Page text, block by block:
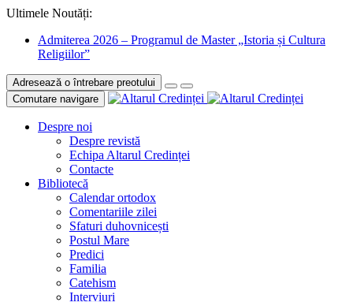
Ultimele Noutăți:
Admiterea 2026 – Programul de Master „Istoria și Cultura
Religiilor”
Adresează o întrebare preotului
Comutare navigare
Despre noi
Despre revistă
Echipa Altarul Credinței
Contacte
Bibliotecă
Calendar ortodox
Comentariile zilei
Sfaturi duhovnicești
Postul Mare
Predici
Familia
Catehism
Interviuri